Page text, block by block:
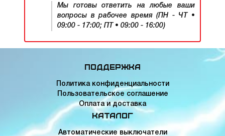
Мы готовы ответить на любые ваши
вопросы в рабочее время (ПН - ЧТ •
09:00 - 17:00; ПТ • 09:00 - 16:00)
Поддержка
Политика конфиденциальности
Пользовательское соглашение
Оплата и доставка
Каталог
Автоматические выключатели